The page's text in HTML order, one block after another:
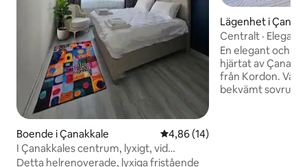
Boende i Çanakkale 4,86 av 5 i genomsnittligt
4,86 (14)
I Çanakkales centrum, lyxigt, vid
stranden, med privat trädgård
Detta helrenoverade, lyxiga fristående
Lägenhet i
Centralt ·
Luftkonditionerat
Kordon
En elegant och
hjärtat av
från Kordon. Vår
bekvämt